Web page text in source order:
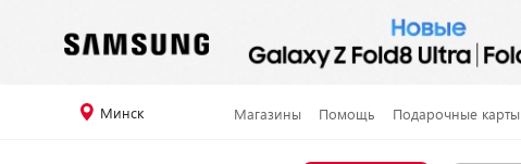
Минск Магазины Помощь Подарочные карты